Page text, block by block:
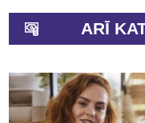
ARĪ